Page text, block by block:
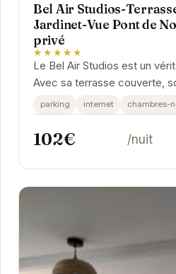
Bel Air Studios-
Jardinet-Vue Pont de
privé
★★★★★
Le Bel Air Studios est un
Avec sa terrasse couverte,
vue magnifique sur le Pont
parking internet chambres-
102€ /nuit